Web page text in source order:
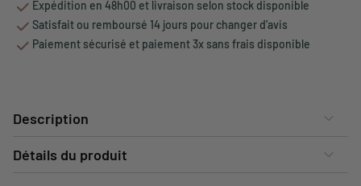
Expédition en 48h00 et livraison selon stock disponible
Satisfait ou remboursé 14 jours pour changer d'avis
Paiement sécurisé et paiement 3x sans frais disponible
Description
Détails du produit